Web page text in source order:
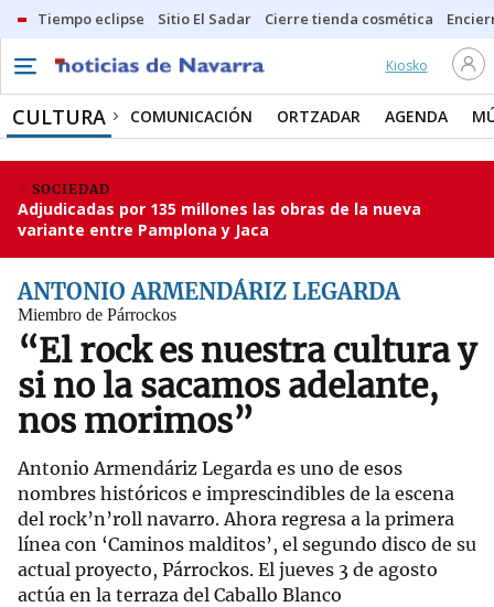
Tiempo eclipse Sitio El Sadar Cierre tienda cosmética
Kiosko
CULTURA COMUNICACIÓN ORTZADAR AGENDA
SOCIEDAD
Adjudicadas por 135 millones las obras de la nueva
variante entre Pamplona y Jaca
ANTONIO ARMENDÁRIZ LEGARDA
Miembro de Párrockos
“El rock es nuestra cultura y
si no la sacamos adelante,
nos morimos”
Antonio Armendáriz Legarda es uno de esos
nombres históricos e imprescindibles de la escena
del rock’n’roll navarro. Ahora regresa a la primera
línea con ‘Caminos malditos’, el segundo disco de su
actual proyecto, Párrockos. El jueves 3 de agosto
actúa en la terraza del Caballo Blanco